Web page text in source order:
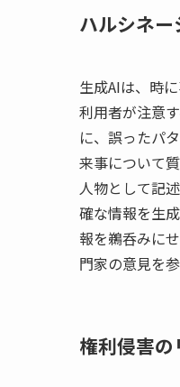
ハルシネ
生成AIは、時
利用者が注意
に、誤ったパ
来事について
人物として記
確な情報を生
報を鵜呑みに
門家の意見を
権利侵害の